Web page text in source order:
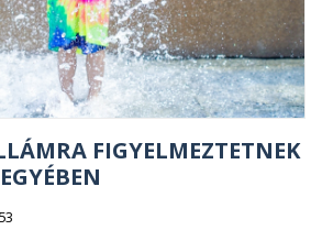
FIGYELMEZTETNEK